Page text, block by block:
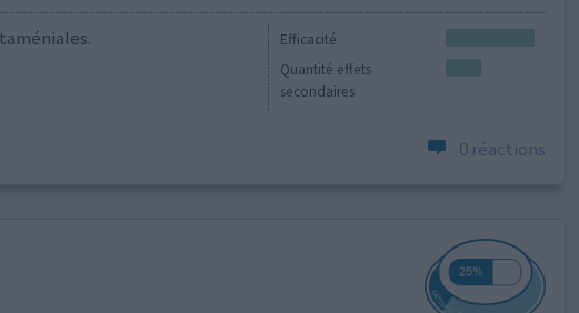
Efficacité
Quantité effets
secondaires
0 réactions